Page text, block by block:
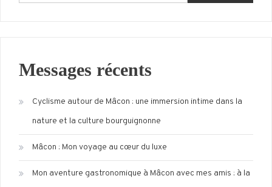
Messages récents
Cyclisme autour de Mâcon : une immersion intime dans la
nature et la culture bourguignonne
Mâcon : Mon voyage au cœur du luxe
Mon aventure gastronomique à Mâcon avec mes amis : à la